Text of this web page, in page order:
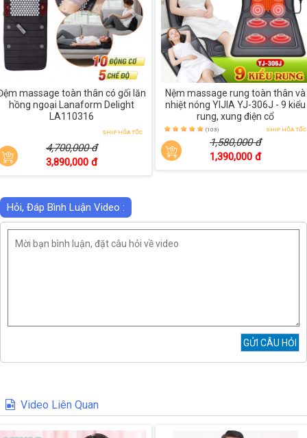
massage toàn thân có gối lăn
hồng ngoại Lanaform Delight
LA110316
SHIP HỎA TỐC
4,700,000 đ
3,890,000 đ
Nệm massage rung toàn thân và
nhiệt nóng YIJIA YJ-306J - 9 kiểu
rung, xung điện cổ
(103) SHIP HỎA TỐC
1,580,000 đ
1,390,000 đ
Hỏi, Đáp Bình Luận Video :
Video Liên Quan